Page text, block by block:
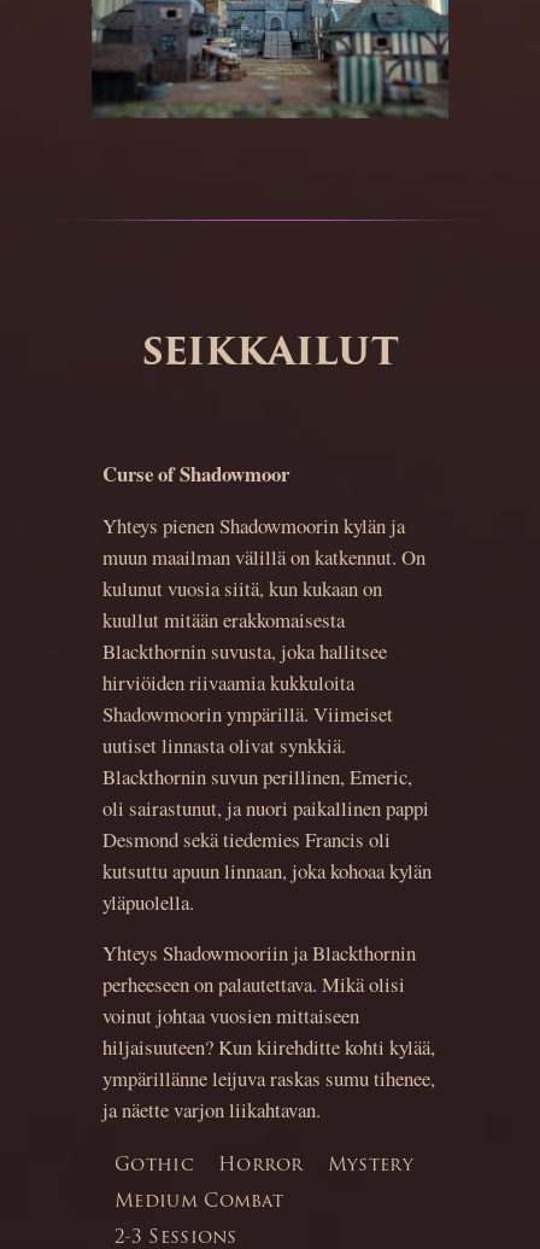
SEIKKAILUT
Curse of Shadowmoor
Yhteys pienen Shadowmoorin kylän ja
muun maailman välillä on katkennut. On
kulunut vuosia siitä, kun kukaan on
kuullut mitään erakkomaisesta
Blackthornin suvusta, joka hallitsee
hirviöiden riivaamia kukkuloita
Shadowmoorin ympärillä. Viimeiset
uutiset linnasta olivat synkkiä.
Blackthornin suvun perillinen, Emeric,
oli sairastunut, ja nuori paikallinen pappi
Desmond sekä tiedemies Francis oli
kutsuttu apuun linnaan, joka kohoaa kylän
yläpuolella.
Yhteys Shadowmooriin ja Blackthornin
perheeseen on palautettava. Mikä olisi
voinut johtaa vuosien mittaiseen
hiljaisuuteen? Kun kiirehditte kohti kylää,
ympärillänne leijuva raskas sumu tihenee,
ja näette varjon liikahtavan.
Gothic Horror
Mystery
Medium Combat
2-3 Sessions